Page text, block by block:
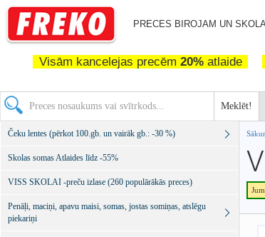
PRECES BIROJAM UN
Visām kancelejas precēm 20%atlaide
Meklēt!
Čeku lentes (pērkot 100.gb. un vairāk gb.: -30 %)
Skolas somas Atlaides līdz -55%
VISS SKOLAI -preču izlase (260 populārākās preces)
Penāļi, maciņi, apavu maisi, somas, jostas somiņas, atslēgu
piekariņi